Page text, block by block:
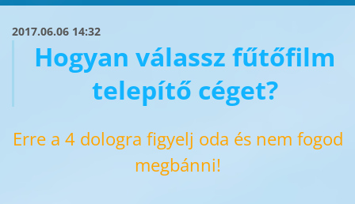
2017.06.06 14:32
Hogyan válassz fűtőfilm
telepítő céget?
Erre a 4 dologra figyelj oda és nem fogod
megbánni!